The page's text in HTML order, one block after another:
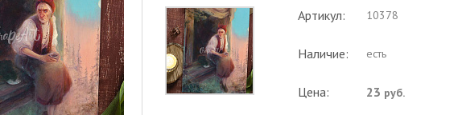
Артикул: 10378
Наличие: есть
Цена: 23 руб.